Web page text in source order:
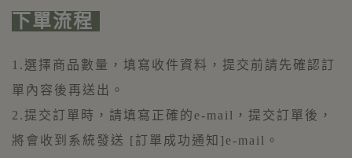
下單流程
1.選擇商品數量，填寫收件資料，提交前請先確認訂
單內容後再送出。
2.提交訂單時，請填寫正確的e-mail，提交訂單後，
將會收到系統發送 [訂單成功通知]e-mail。